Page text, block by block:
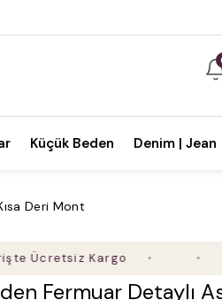
Küçük Beden Denim | Jean
Deri Mont
Kargo Mobil
Fermuar Detaylı